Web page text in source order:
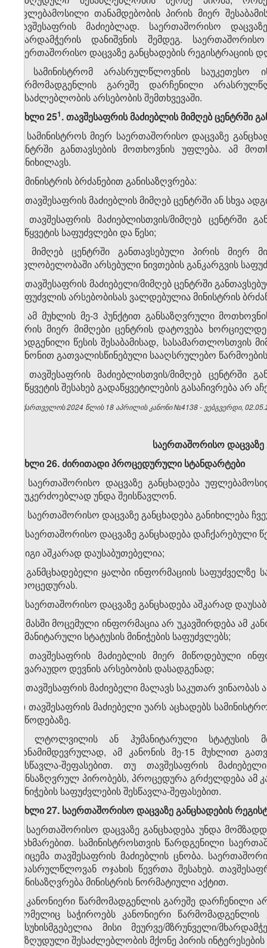
უფლებამოსილი თანამდებობის პირის მიერ
თავშესაფრის მაძიებლად. საერთაშორისო
მხარდამჭერის დანიშვნის შემდეგ.
საერთაშორისო დაცვაზე განცხადების რეგისტრაციის
5. სამინისტრომ არასრულწლოვნის საუკეთესო
წარმომადგენლის გარეშე დარჩენილი
შესაძლებლობის არსებობის შემთხვევაში.
მუხლი 25​1. თავშესაფრის მაძიებლის მიმღებ ცენტრში
1. სამინისტროს მიერ საერთაშორისო დაცვაზე
ცენტრში განთავსების მოთხოვნის უფლება. ამ
განიხილავს.
2. მინისტრის ბრძანებით განისაზღვრება:
ა) თავშესაფრის მაძიებლის მიმღებ ცენტრში ან სხვა
ბ) თავშესაფრის მაძიებლისთვის/მიმღებ ცენტრში
შეწყვეტის საფუძვლები და წესი;
გ) მიმღებ ცენტრში განთავსებული პირის
მფლობელობაში არსებული ნივთების განკარგვის
3. თავშესაფრის მაძიებელი/მიმღებ ცენტრში
საფუძვლის არსებობისას ვალდებულია მინისტრის
4. ამ მუხლის მე-3 პუნქტით განსაზღვრული
პირის მიერ მიმღები ცენტრის დატოვება
დადგენილი წესის შესაბამისად, სასამართლოსთვის
კანონით გათვალისწინებული სააღსრულებო
5. თავშესაფრის მაძიებლისთვის/მიმღებ ცენტრში
შეწყვეტის შესახებ გადაწყვეტილების გასაჩივრება არ
საქართველოს 2024 წლის 18 აპრილის კანონი №4138 - ვებგვერდი,
საერთაშორისო დაცვაზე
მუხლი 26. ძირითადი პროცედურული სტანდარტები
1. საერთაშორისო დაცვაზე განცხადება
მიუკერძოებლად უნდა შეისწავლონ.
2. საერთაშორისო დაცვაზე განცხადება განიხილება
3. საერთაშორისო დაცვაზე განცხადება დაჩქარებული
ა) იგი აშკარად დაუსაბუთებელია;
ბ) განმცხადებელი ყალბი ინფორმაციის საფუძველზე
პროცედურას.
4. საერთაშორისო დაცვაზე განცხადება აშკარად
ა) მასში მოცემული ინფორმაცია არ უკავშირდება ამ
ჰუმანიტარული სტატუსის მინიჭების საფუძვლებს;
ბ) თავშესაფრის მაძიებლის მიერ მიწოდებული
სავარაუდო დევნის არსებობის დასადგენად;
გ) თავშესაფრის მაძიებელი მალავს საკუთარ ვინაობას
დ) თავშესაფრის მაძიებელი უარს აცხადებს
მიწოდებაზე.
5. ლტოლვილის ან ჰუმანიტარული სტატუსის
თანამიმდევრულად, ამ კანონის მე-15 მუხლით
შესწავლა-შეფასებით. თუ თავშესაფრის
განსაზღვრულ პირობებს, პროცედურა გრძელდება ამ
მინიჭების საფუძვლების შესწავლა-შეფასებით.
მუხლი 27. საერთაშორისო დაცვაზე განცხადების
1. საერთაშორისო დაცვაზე განცხადება უნდა
დახმარებით. სამინისტროსთვის წარდგენილი
გაიცემა თავშესაფრის მაძიებლის ცნობა.
არასრულწლოვან ოჯახის წევრთა შესახებ.
განისაზღვრება მინისტრის ნორმატიული აქტით.
2. კანონიერი წარმომადგენლის გარეშე
რომელიც საჭიროებს კანონიერი
პასუხისმგებელია მისი მეურვე/მზრუნველი/
შეზღუდული შესაძლებლობის მქონე პირის